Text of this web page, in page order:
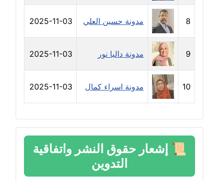
مدونة راقية الدويك
عاملة
مدونة رانيا ثروت
عاملة
مدونة رجاء دياب
عاملة
مدونة رحاب منيعم
عاملة
8 مدونة حسين العلي 2025-11-03
9 مدونة داليا نور 2025-11-03
10 مدونة اسراء كمال 2025-11-03
📜 إشعار حقوق النشر واتفاقية
التدوين